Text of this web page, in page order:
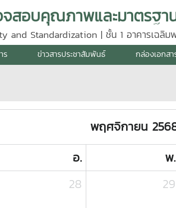
Standardization | ชั้น 1 อาคารเฉลิมพ
5640
ร ข่าวสารประชาสัมพันธ์ กล่องเอกสา
พฤศจิกายน
อ. พ.
28 29